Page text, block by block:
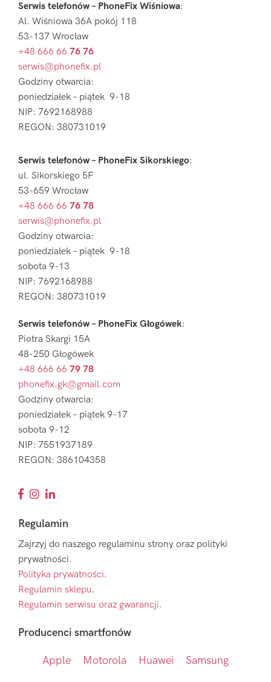
Serwis telefonów – PhoneFix Wiśniowa:
Al. Wiśniowa 36A pokój 118
53-137 Wrocław
+48 666 66 76 76
serwis@phonefix.pl
Godziny otwarcia:
poniedziałek – piątek 9-18
NIP: 7692168988
REGON: 380731019
Serwis telefonów – PhoneFix Sikorskiego:
ul. Sikorskiego 5F
53-659 Wrocław
+48 666 66 76 78
serwis@phonefix.pl
Godziny otwarcia:
poniedziałek – piątek 9-18
sobota 9-13
NIP: 7692168988
REGON: 380731019
Serwis telefonów – PhoneFix Głogówek:
Piotra Skargi 15A
48-250 Głogówek
+48 666 66 79 78
phonefix.gk@gmail.com
Godziny otwarcia:
poniedziałek – piątek 9-17
sobota 9-12
NIP: 7551937189
REGON: 386104358
Regulamin
Zajrzyj do naszego regulaminu strony oraz polityki
prywatności.
Polityka prywatności.
Regulamin sklepu.
Regulamin serwisu oraz gwarancji.
Producenci smartfonów
Apple Motorola Huawei Samsung